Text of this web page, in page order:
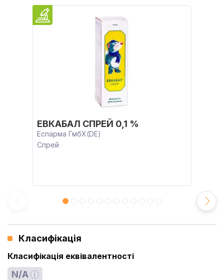
ЕВКАБАЛ СПРЕЙ 0,1 %
Еспарма ГмбХ(DE)
Спрей
Класифікація
Класифікація еквівалентності
N/A